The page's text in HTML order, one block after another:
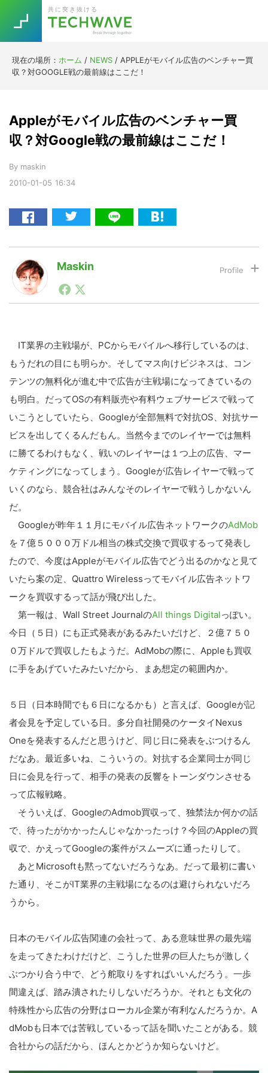
primary
navigation
main
content
primary
sidebar
footer
共に突き抜ける
現在の場所： ホーム / NEWS / APPLEがモバイル広告のベンチャー買
収？対GOOGLE戦の最前線はここだ！
2010-01-05 16:34
Appleがモバイル広告のベンチャー買
収？対Google戦の最前線はここだ！
By maskin
Maskin
1990年代初頭から記者としてまた起業家としてITスタ
ートアップ業界のハードウェアからソフトウェアの事業
生から普及成長までを最前線で見てきた生き字引として
注目される。通信キャリアのニュースポータルの創業デ
スクとして数億PV事業に。世界最大IT系メディア（ス
ペイン）の元日本編集長、World Innovation Lab(WiL)
などを経て、現在、スタートアップ支援側の取り組みに
注力中。
IT業界の主戦場が、PCからモバイルへ移行しているのは、
もうだれの目にも明らか。そしてマス向けビジネスは、コン
テンツの無料化が進む中で広告が主戦場になってきているの
も明白。だってOSの有料販売や有料ウェブサービスで戦って
いこうとしていたら、Googleが全部無料で対抗OS、対抗サー
ビスを出してくるんだもん。当然今までのレイヤーでは無料
に勝てるわけもなく、戦いのレイヤーは１つ上の広告、マー
ケティングになってしまう。Googleが広告レイヤーで戦って
いくのなら、競合社はみんなそのレイヤーで戦うしかないん
だ。
Googleが昨年１１月にモバイル広告ネットワークのAdMob
を７億５０００万ドル相当の株式交換で買収するって発表し
たので、今度はAppleがモバイル広告でどう出るのかなと見て
いたら案の定、Quattro Wirelessってモバイル広告ネットワ
ークを買収するって話が飛び出した。
第一報は、Wall Street JournalのAll things Digitalっぽい。
今日（５日）にも正式発表があるみたいだけど、２億７５０
０万ドルで買収したもようだ。AdMobの際に、Appleも買収
に手をあげていたみたいだから、まあ想定の範囲内か。
５日（日本時間でも６日になるかも）と言えば、Googleが記
者会見を予定している日。多分自社開発のケータイNexus
Oneを発表するんだと思うけど、同じ日に発表をぶつけるん
だなあ。最近多いね、こういうの。対抗する企業同士が同じ
日に会見を行って、相手の発表の反響をトーンダウンさせる
って広報戦略。
そういえば、GoogleのAdmob買収って、独禁法か何かの話
で、待ったがかかったんじゃなかったっけ？今回のAppleの買
収で、かえってGoogleの案件がスムーズに通ったりして。
あとMicrosoftも黙ってないだろうなあ。だって最初に書い
た通り、そこがIT業界の主戦場になるのは避けられないだろ
うから。
日本のモバイル広告関連の会社って、ある意味世界の最先端
を走ってきたわけだけど、こうした世界の巨人たちが激しく
ぶつかり合う中で、どう舵取りをすればいいんだろう。一歩
間違えば、踏み潰されたりしないだろうか。それとも文化の
特殊性から広告の分野はローカル企業が有利なんだろうか。A
dMobも日本では苦戦しているって話を聞いたことがある。競
合社からの話だから、ほんとかどうか知らないけど。
TOPICS
RE:LIFE
Re:Work
AI
Drone
[Startup]
[Voice Edition]
[YouTube]
投資家登録
Block Data Bank
Trend 今話題の注目キーワード
5G Asana テレワーク